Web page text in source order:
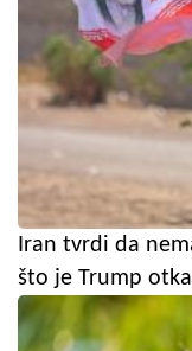
Iran tvrdi da
što je Trump